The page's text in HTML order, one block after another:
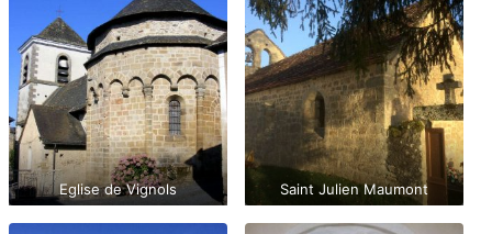
Eglise de Vignols Saint Julien Maumont